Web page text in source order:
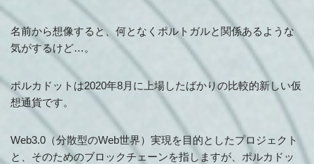
名前から想像すると、何となくポルトガルと関係あるような
気がするけど…。
ポルカドットは2020年8月に上場したばかりの比較的新しい仮
想通貨です。
Web3.0（分散型のWeb世界）実現を目的としたプロジェクト
と、そのためのブロックチェーンを指しますが、ポルカドッ